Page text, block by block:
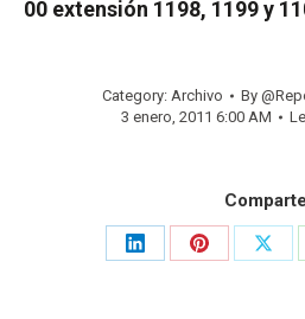
00 extensión 1198, 1199 y
Category: Archivo By
3 enero, 2011 6:00 AM
Comparte
Share
Share